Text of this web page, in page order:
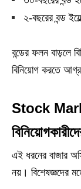
২-বছরের বন্ড
বন্ডের ফলন বাড়লে
বিনিয়োগ করতে
Stock
এই ধরনের বাজার
নয়। বিশেষজ্ঞদের